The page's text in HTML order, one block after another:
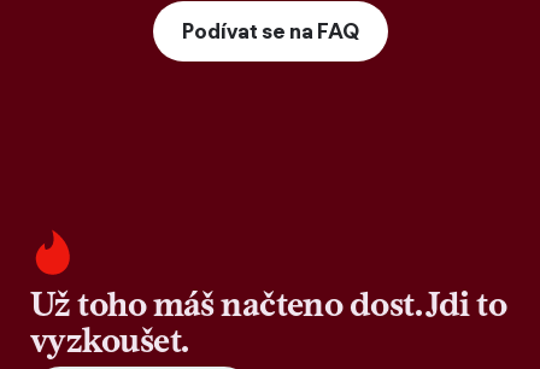
Podívat se na FAQ
Už toho máš načteno dost. Jdi to
vyzkoušet.